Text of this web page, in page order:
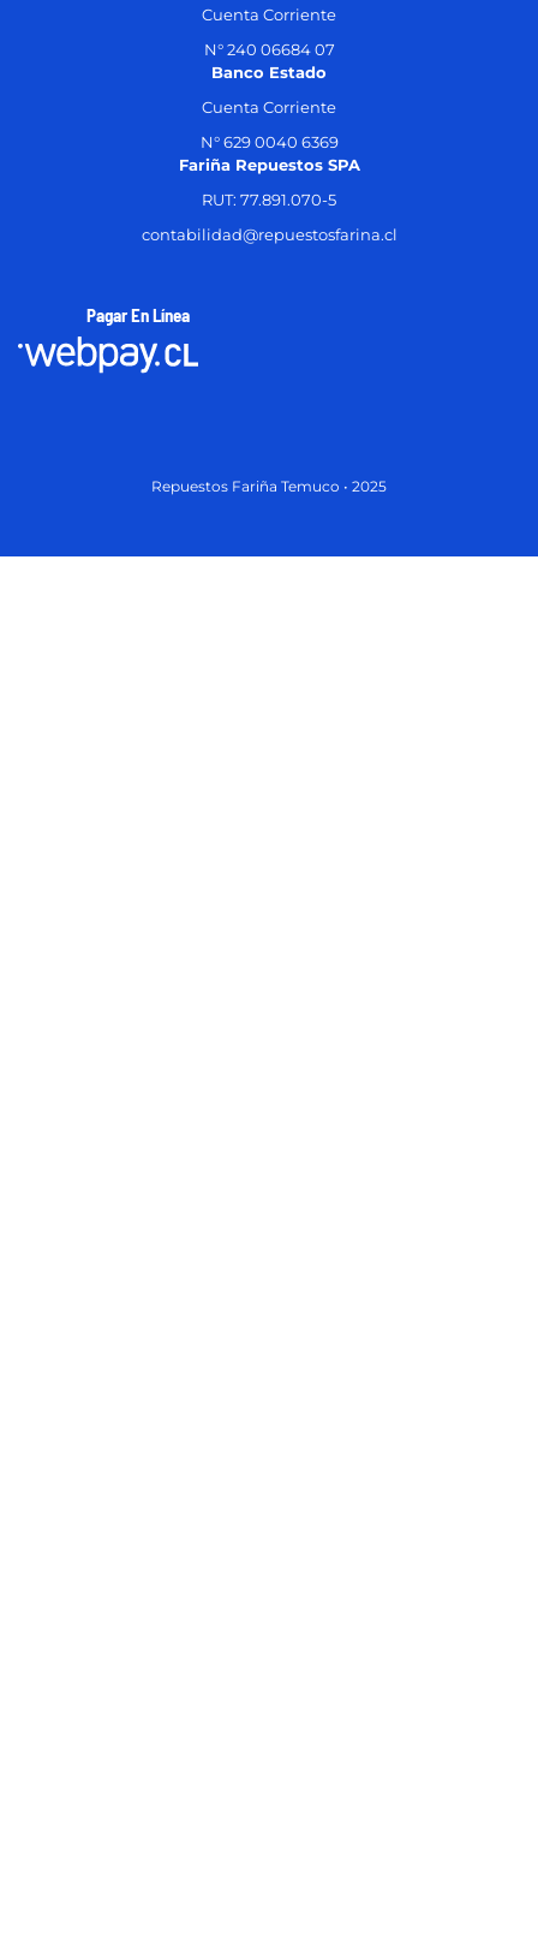
Cuenta Corriente
N° 240 06684 07
Banco Estado
Cuenta Corriente
N° 629 0040 6369
Fariña Repuestos SPA
RUT: 77.891.070-5
contabilidad@repuestosfarina.cl
Pagar En Línea
Repuestos Fariña Temuco • 2025